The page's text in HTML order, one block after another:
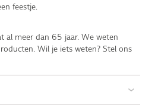
feestje.
al meer dan 65 jaar. We weten
Wil je iets weten? Stel ons